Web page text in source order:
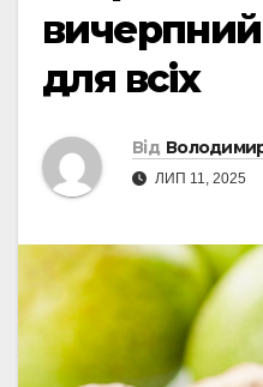
для всіх
Від
ЛИП 11, 2025